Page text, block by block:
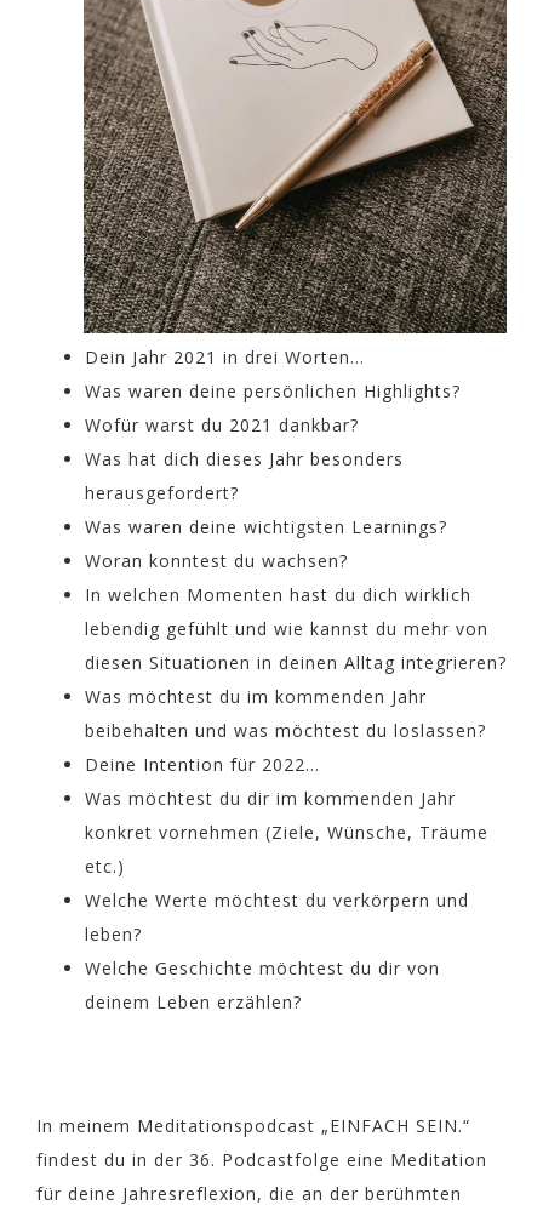
Dein Jahr 2021 in drei Worten…
Was waren deine persönlichen Highlights?
Wofür warst du 2021 dankbar?
Was hat dich dieses Jahr besonders
herausgefordert?
Was waren deine wichtigsten Learnings?
Woran konntest du wachsen?
In welchen Momenten hast du dich wirklich
lebendig gefühlt und wie kannst du mehr von
diesen Situationen in deinen Alltag integrieren?
Was möchtest du im kommenden Jahr
beibehalten und was möchtest du loslassen?
Deine Intention für 2022…
Was möchtest du dir im kommenden Jahr
konkret vornehmen (Ziele, Wünsche, Träume
etc.)
Welche Werte möchtest du verkörpern und
leben?
Welche Geschichte möchtest du dir von
deinem Leben erzählen?
In meinem Meditationspodcast „EINFACH SEIN.“
findest du in der 36. Podcastfolge eine Meditation
für deine Jahresreflexion, die an der berühmten